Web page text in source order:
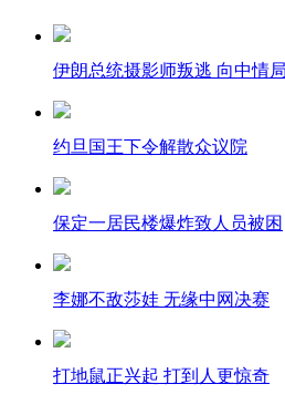
伊朗总统摄影师叛逃 向中情
约旦国王下令解散众议院
保定一居民楼爆炸致人员被困
李娜不敌莎娃 无缘中网决赛
打地鼠正兴起 打到人更惊奇